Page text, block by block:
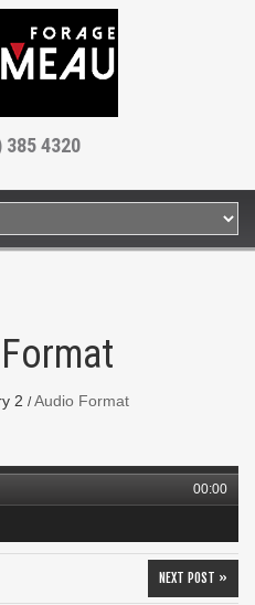
385 4320
2 Audio Format
00:00
NEXT POST »